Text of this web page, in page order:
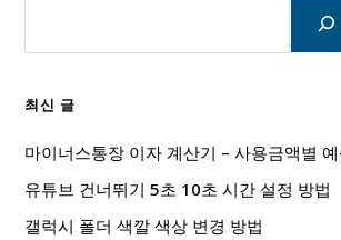
최신 글
마이너스통장 이자 계산기 – 사용금액별
유튜브 건너뛰기 5초 10초 시간 설정 방법
갤럭시 폴더 색깔 색상 변경 방법